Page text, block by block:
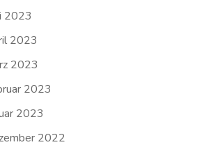
2023
2023
2023
2023
2023
2022